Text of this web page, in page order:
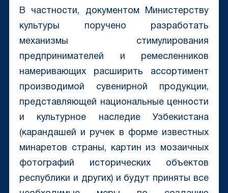
В частности, документом Министерству
культуры поручено разработать
механизмы стимулирования
предпринимателей и ремесленников
намеривающих расширить ассортимент
производимой сувенирной продукции,
представляющей национальные ценности
и культурное наследие Узбекистана
(карандашей и ручек в форме известных
минаретов страны, картин из мозаичных
фотографий исторических объектов
республики и других) и будут приняты все